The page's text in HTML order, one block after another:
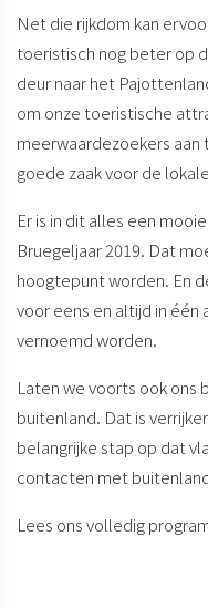
Net die rijkdom kan
toeristisch nog beter op
deur naar het
om onze toeristische
meerwaardezoekers
goede zaak voor de
Er is in dit alles een
Bruegeljaar 2019. Dat
hoogtepunt worden. En
voor eens en altijd in
vernoemd worden.
Laten we voorts ook ons
buitenland. Dat is
belangrijke stap op dat
contacten met
Lees ons volledig